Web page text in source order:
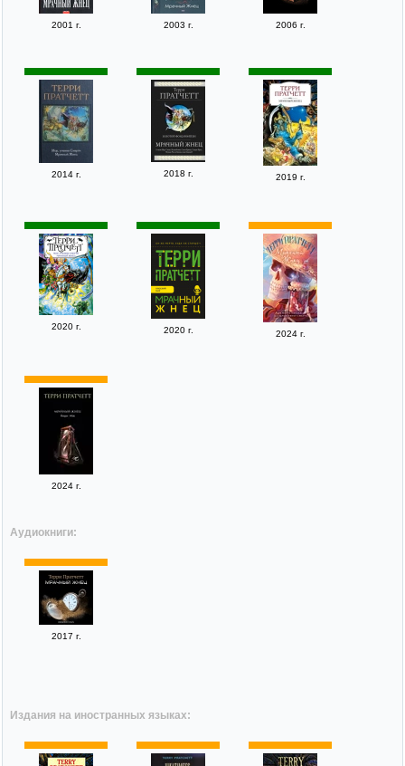
2001 г. 2003 г. 2006 г.
2014 г. 2018 г. 2019 г.
2020 г. 2020 г. 2024 г.
2024 г.
Аудиокниги:
2017 г.
Издания на иностранных языках: